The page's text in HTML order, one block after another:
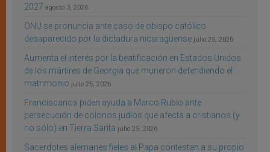
2027 agosto 3, 2026
ONU se pronuncia ante caso de obispo católico
desaparecido por la dictadura nicaragüense julio 25, 2026
Aumenta el interés por la beatificación en Estados Unidos
de los mártires de Georgia que murieron defendiendo el
matrimonio julio 25, 2026
Franciscanos piden ayuda a Marco Rubio ante
persecución de colonos judíos que afecta a cristianos (y
no sólo) en Tierra Santa julio 25, 2026
Sacerdotes alemanes fieles al Papa contestan a su propio